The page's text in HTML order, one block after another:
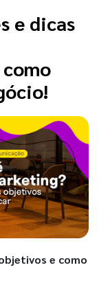
e dicas
e como